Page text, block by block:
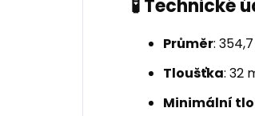
🧪 Technické
Průměr:
Tloušťka: 32
Minimální